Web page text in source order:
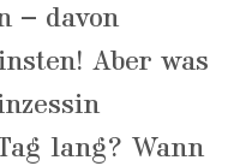
– davon
Aber was
lang? Wann